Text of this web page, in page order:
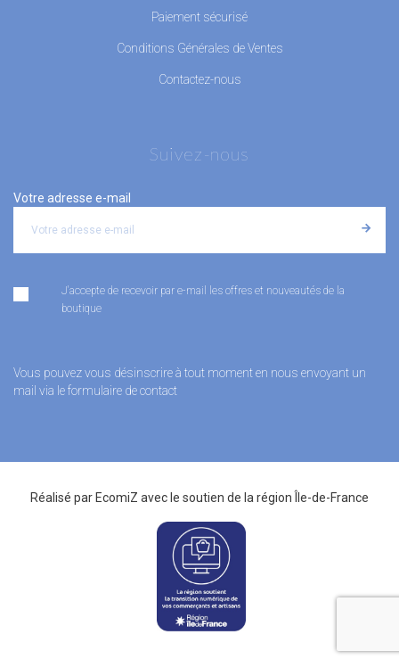
Paiement sécurisé
Conditions Générales de Ventes
Contactez-nous
Suivez-nous
Votre adresse e-mail
J'accepte de recevoir par e-mail les offres et nouveautés de la
boutique
Vous pouvez vous désinscrire à tout moment en nous envoyant un
mail via le formulaire de contact
Réalisé par EcomiZ avec le soutien de larégion Île-de-France